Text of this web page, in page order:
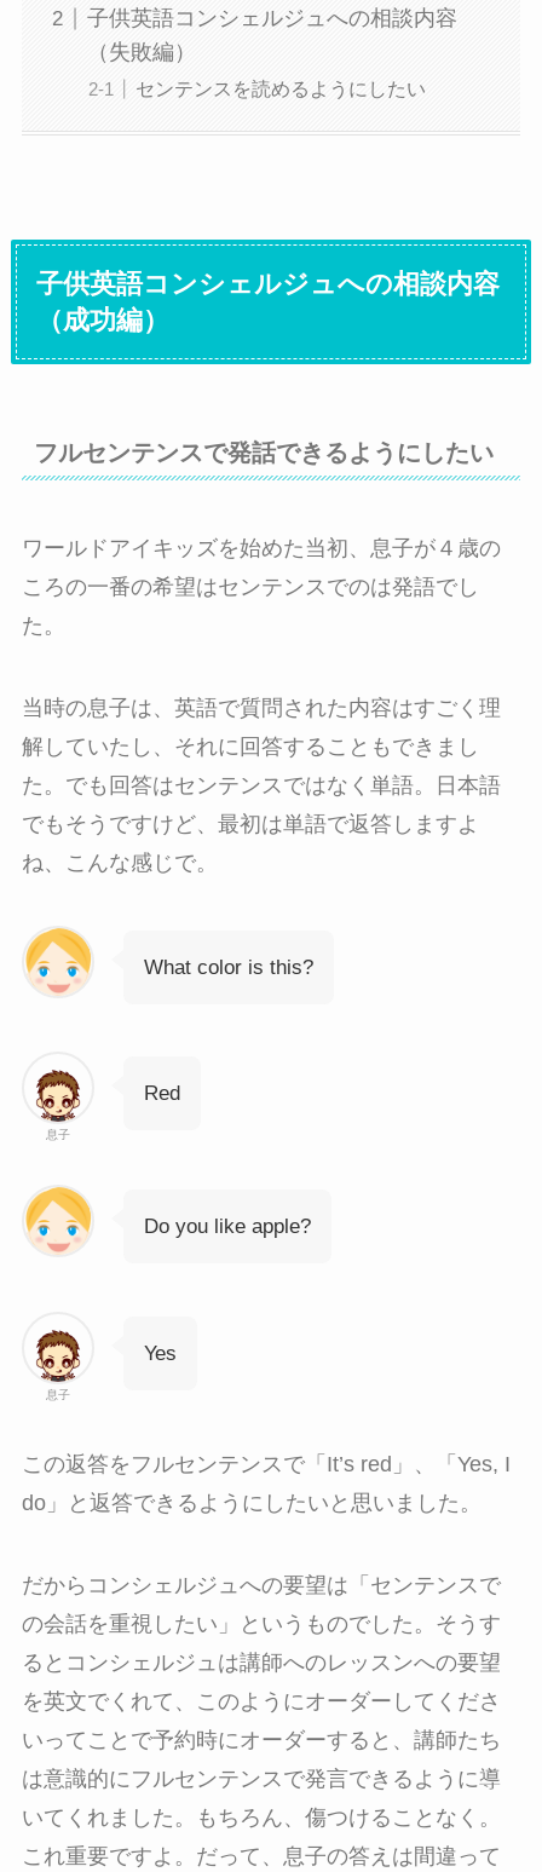
子供英語コンシェルジュへの相談内容
（失敗編）
センテンスを読めるようにしたい
子供英語コンシェルジュへの相談内容
（成功編）
フルセンテンスで発話できるようにしたい
ワールドアイキッズを始めた当初、息子が４歳の
ころの一番の希望はセンテンスでのは発語でし
た。
当時の息子は、英語で質問された内容はすごく理
解していたし、それに回答することもできまし
た。でも回答はセンテンスではなく単語。日本語
でもそうですけど、最初は単語で返答しますよ
ね、こんな感じで。
What color is this?
息子
Red
Do you like apple?
息子
Yes
この返答をフルセンテンスで「It’s red」、「Yes, I
do」と返答できるようにしたいと思いました。
だからコンシェルジュへの要望は「センテンスで
の会話を重視したい」というものでした。そうす
るとコンシェルジュは講師へのレッスンへの要望
を英文でくれて、このようにオーダーしてくださ
いってことで予約時にオーダーすると、講師たち
は意識的にフルセンテンスで発言できるように導
いてくれました。もちろん、傷つけることなく。
これ重要ですよ。だって、息子の答えは間違って